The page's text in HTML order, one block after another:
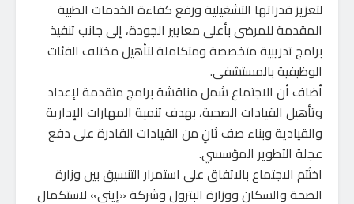
لتعزيز قدراتها التشغيلية ورفع كفاءة الخدمات الطبية
المقدمة للمرضى بأعلى معايير الجودة، إلى جانب تنفيذ
برامج تدريبية متخصصة ومتكاملة لتأهيل مختلف الفئات
الوظيفية بالمستشفى.
أضاف أن الاجتماع شمل مناقشة برامج متقدمة لإعداد
وتأهيل القيادات الصحية، بهدف تنمية المهارات الإدارية
والقيادية وبناء صف ثانٍ من القيادات القادرة على دفع
عجلة التطوير المؤسسي.
اختُتم الاجتماع بالاتفاق على استمرار التنسيق بين وزارة
الصحة والسكان ووزارة البترول وشركة «إيني» لاستكمال